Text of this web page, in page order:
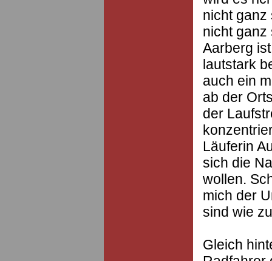
nicht ganz
nicht ganz
Aarberg
lautstark
auch ein
ab der
der
Läuferin
sich die
wollen.
mich der
sind wie
Gleich